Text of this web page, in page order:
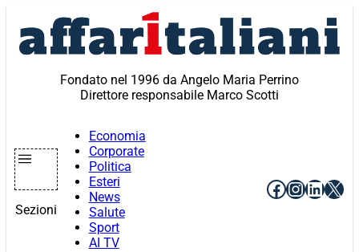
contenuto
Fondato nel 1996 da Angelo Maria Perrino
Direttore responsabile Marco Scotti
Sezioni
Economia
Corporate
Politica
Esteri
News
Salute
Sport
AI TV
Facebook
X